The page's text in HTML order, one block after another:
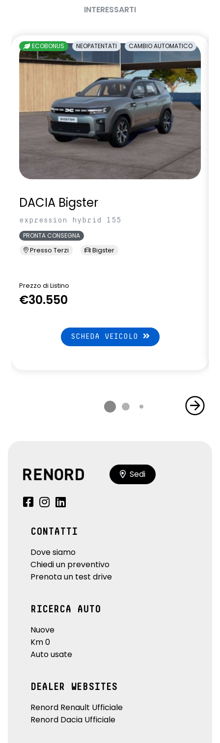
INTERESSARTI
ECOBONUS NEOPATENTATI CAMBIO AUTOMATICO
DACIA Bigster
expression hybrid 155
PRONTA CONSEGNA
Presso Terzi Bigster
Prezzo di Listino
€30.550
SCHEDA VEICOLO
Sedi
CONTATTI
Dove siamo
Chiedi un preventivo
Prenota un test drive
RICERCA AUTO
Nuove
Km 0
Auto usate
DEALER WEBSITES
Renord Renault Ufficiale
Renord Dacia Ufficiale